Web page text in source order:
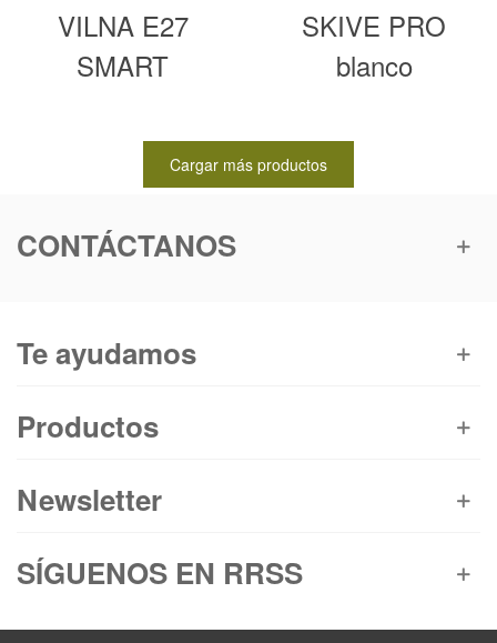
VILNA E27
SMART
SKIVE PRO
blanco
Cargar más productos
CONTÁCTANOS
Te ayudamos
Productos
Newsletter
SÍGUENOS EN RRSS